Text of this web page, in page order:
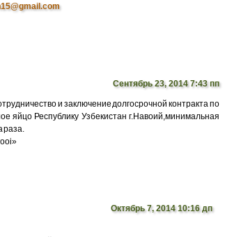
Сентябрь 23, 2014 7:43 пп
и заключение долгосрочной контракта по
яйцо Республику Узбекистан г.Навоий,минимальная
раза.
Октябрь 7, 2014 10:16 дп